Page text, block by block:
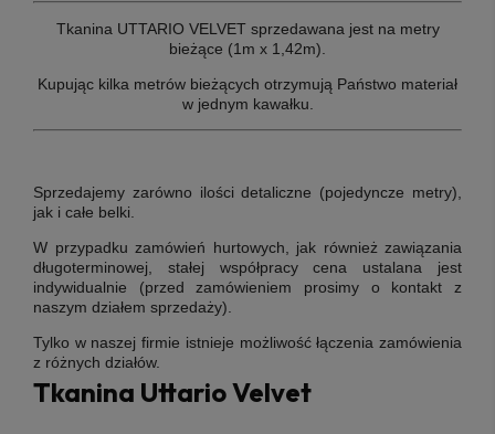
Tkanina UTTARIO VELVET sprzedawana jest na metry
bieżące (1m x 1,42m).
Kupując kilka metrów bieżących otrzymują Państwo materiał
w jednym kawałku.
Sprzedajemy zarówno ilości detaliczne (pojedyncze metry),
jak i całe belki.
W przypadku zamówień hurtowych, jak również zawiązania
długoterminowej, stałej współpracy cena ustalana jest
indywidualnie (przed zamówieniem prosimy o kontakt z
naszym działem sprzedaży).
Tylko w naszej firmie istnieje możliwość łączenia zamówienia
z różnych działów.
Tkanina Uttario Velvet